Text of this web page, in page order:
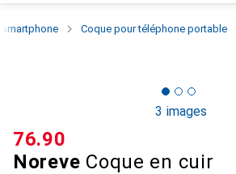
Coque pour téléphone portable
3 images
Noreve Coque en cuir
CHF
76.90